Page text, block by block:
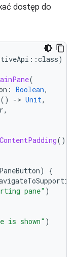
dostęp do
::class)
(
: Boolean,
() -> Unit,
,
()
)
{
pane" )
is shown" )